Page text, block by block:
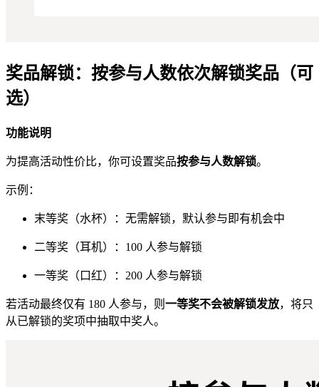
奖品解锁：按参与人数依次解锁奖品（可
选）
功能说明
为提高活动性价比，你可设置奖品按参与人数解锁。
示例：
末等奖（水杯）：无需解锁，默认参与即有机会中
二等奖（耳机）：100 人参与解锁
一等奖（口红）：200 人参与解锁
若活动最终仅有 180 人参与，则 一等奖不会被解锁发放，将只
从已解锁的奖项中抽取中奖人。